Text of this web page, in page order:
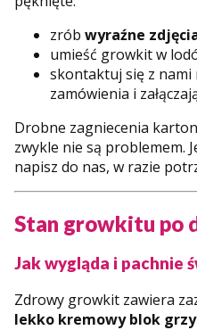
zrób wyraźne
umieść growkit w
skontaktuj się z nami
zamówienia i
Drobne zagniecenia
zwykle nie są problemem.
napisz do nas, w razie
Stan growkitu po
Jak wygląda i pachnie
Zdrowy growkit zawiera
lekko kremowy blok